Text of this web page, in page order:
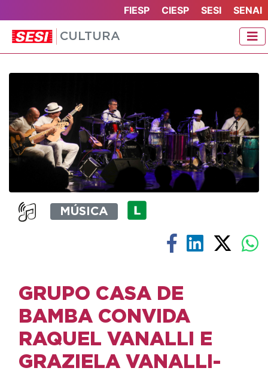
FIESP CIESP SESI SENAI
CULTURA
MÚSICA
GRUPO CASA DE
BAMBA CONVIDA
RAQUEL VANALLI E
GRAZIELA VANALLI-